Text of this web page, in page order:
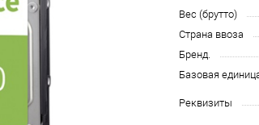
Вес (брутто)
Страна ввоза
Бренд.
Базовая
Реквизиты